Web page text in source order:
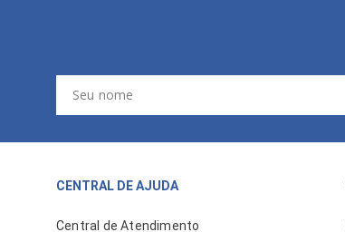
CENTRAL DE AJUDA
Central de Atendimento